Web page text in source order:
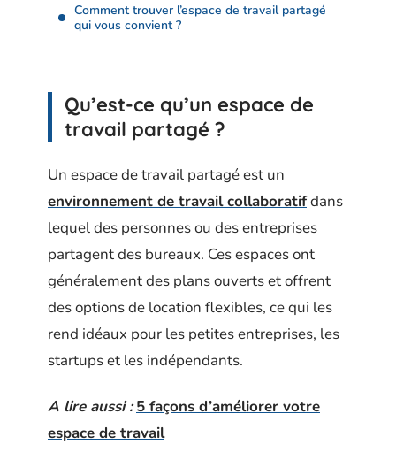
Comment trouver l’espace de travail partagé
qui vous convient ?
Qu’est-ce qu’un espace de
travail partagé ?
Un espace de travail partagé est un
environnement de travail collaboratifdans
lequel des personnes ou des entreprises
partagent des bureaux. Ces espaces ont
généralement des plans ouverts et offrent
des options de location flexibles, ce qui les
rend idéaux pour les petites entreprises, les
startups et les indépendants.
A lire aussi : 5 façons d’améliorer votre
espace de travail